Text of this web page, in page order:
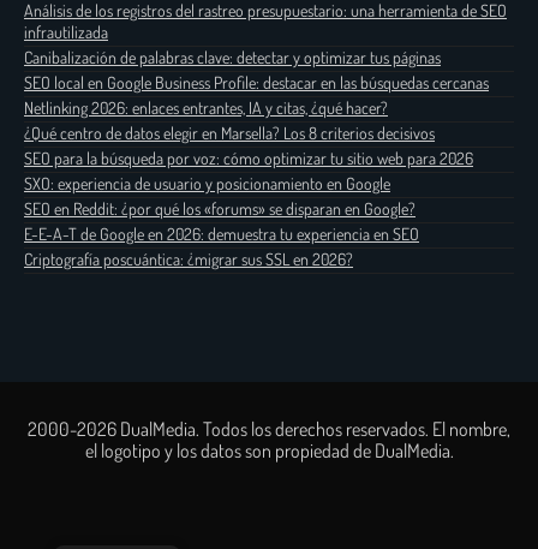
Análisis de los registros del rastreo presupuestario: una herramienta de SEO
infrautilizada
Canibalización de palabras clave: detectar y optimizar tus páginas
SEO local en Google Business Profile: destacar en las búsquedas cercanas
Netlinking 2026: enlaces entrantes, IA y citas, ¿qué hacer?
¿Qué centro de datos elegir en Marsella? Los 8 criterios decisivos
SEO para la búsqueda por voz: cómo optimizar tu sitio web para 2026
SXO: experiencia de usuario y posicionamiento en Google
SEO en Reddit: ¿por qué los «forums» se disparan en Google?
E-E-A-T de Google en 2026: demuestra tu experiencia en SEO
Criptografía poscuántica: ¿migrar sus SSL en 2026?
2000-2026 DualMedia. Todos los derechos reservados. El nombre,
el logotipo y los datos son propiedad de DualMedia.